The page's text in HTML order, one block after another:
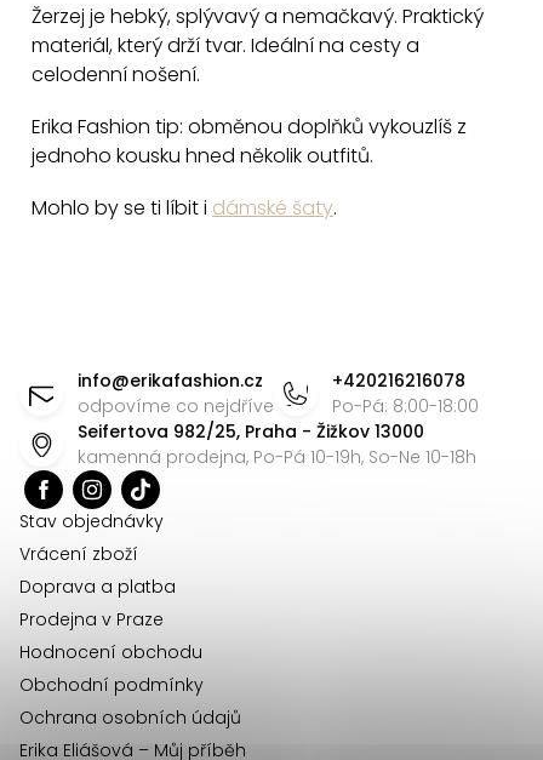
Žerzej je hebký, splývavý a nemačkavý. Praktický
materiál, který drží tvar. Ideální na cesty a
celodenní nošení.
Erika Fashion tip: obměnou doplňků vykouzlíš z
jednoho kousku hned několik outfitů.
Mohlo by se ti líbit i dámské šaty.
info@erikafashion.cz
odpovíme co nejdříve
+420216216078
Po-Pá: 8:00-18:00
Seifertova 982/25, Praha - Žižkov 13000
kamenná prodejna, Po-Pá 10-19h, So-Ne 10-18h
Stav objednávky
Vrácení zboží
Doprava a platba
Prodejna v Praze
Hodnocení obchodu
Obchodní podmínky
Ochrana osobních údajů
Erika Eliášová – Můj příběh